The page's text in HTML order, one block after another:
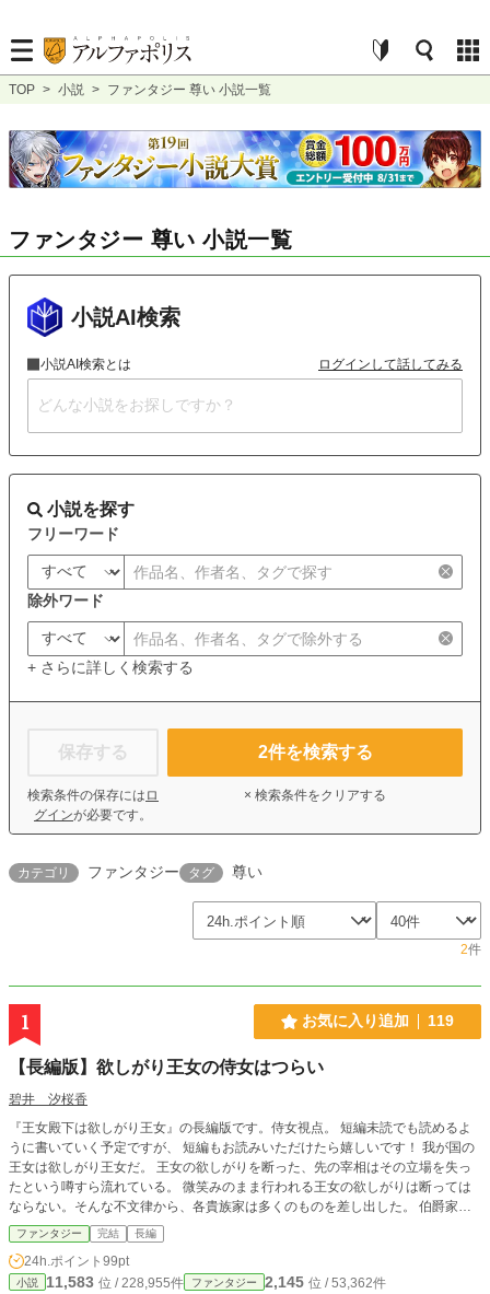
TOP > 小説 > ファンタジー 尊い 小説一覧
ファンタジー 尊い 小説一覧
小説AI検索
小説AI検索とは ログインして話してみる
小説を探す
フリーワード
除外ワード
+ さらに詳しく検索する
保存する
検索条件の保存には ロ
グインが必要です。
2件を検索する
× 検索条件をクリアする
カテゴリ ファンタジー タグ 尊い
2件
1 お気に入り追加 119
【長編版】欲しがり王女の侍女はつらい
碧井 汐桜香
『王女殿下は欲しがり王女』の長編版です。侍女視点。 短編未読でも読めるよ
うに書いていく予定ですが、 短編もお読みいただけたら嬉しいです！ 我が国の
王女は欲しがり王女だ。 王女の欲しがりを断った、先の宰相はその立場を失っ
たという噂すら流れている。 微笑みのまま行われる王女の欲しがりは断っては
ならない。そんな不文律から、各貴族家は多くのものを差し出した。 伯爵家の
家宝、辺境伯家の家畜まで。 王女は欲しがって欲しがって欲しがって、誰かを
守ってきた。 しかし、本人も周りも真実を公にはしない。 だからこそ、悪名高
い王女殿下。そんな王女殿下から、子爵令嬢に招待状が届いて？ 関連小説 『王
女殿下は欲しがり王女』 『公爵閣下、社交界の常識を学び直しては？』
ファンタジー 完結 長編
24h.ポイント 99pt
小説 11,583 位 / 228,955件 ファンタジー 2,145 位 / 53,362件